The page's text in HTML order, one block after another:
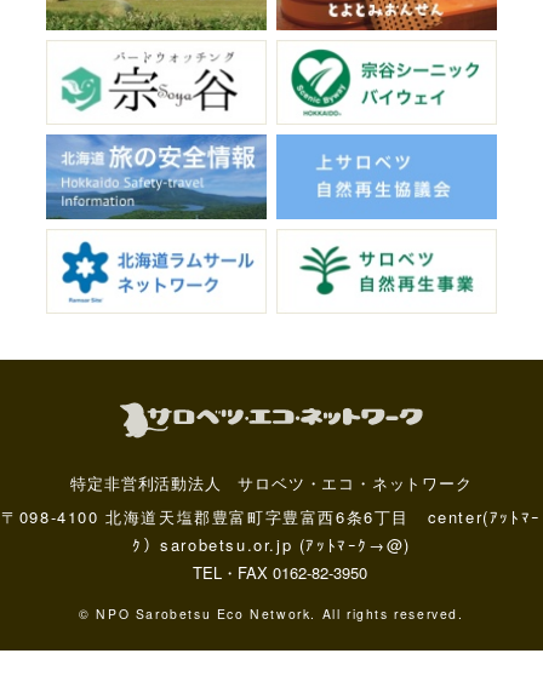
特定非営利活動法人 サロベツ・エコ・ネットワーク
〒098-4100 北海道天塩郡豊富町字豊富西6条6丁目 center(ｱｯﾄﾏｰ
ｸ）sarobetsu.or.jp (ｱｯﾄﾏｰｸ→@)
TEL・FAX 0162-82-3950
© NPO Sarobetsu Eco Network. All rights reserved.